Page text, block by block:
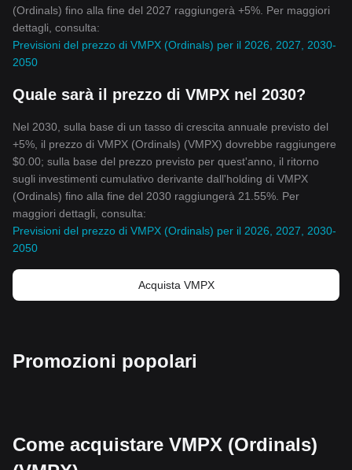
(Ordinals) fino alla fine del 2027 raggiungerà +5%. Per maggiori
dettagli, consulta:
Previsioni del prezzo di VMPX (Ordinals) per il 2026, 2027, 2030-
2050
Quale sarà il prezzo di VMPX nel 2030?
Nel 2030, sulla base di un tasso di crescita annuale previsto del
+5%, il prezzo di VMPX (Ordinals) (VMPX) dovrebbe raggiungere
$0.00; sulla base del prezzo previsto per quest'anno, il ritorno
sugli investimenti cumulativo derivante dall'holding di VMPX
(Ordinals) fino alla fine del 2030 raggiungerà 21.55%. Per
maggiori dettagli, consulta:
Previsioni del prezzo di VMPX (Ordinals) per il 2026, 2027, 2030-
2050
Acquista VMPX
Promozioni popolari
Come acquistare VMPX (Ordinals)